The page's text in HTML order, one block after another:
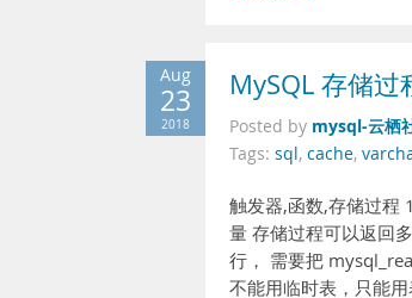
Aug
23
2018
MySQL 存储过
Posted by mysql-云栖
Tags: sql, cache,
触发器,函数,存储过程
量 存储过程可以返回
行， 需要把
不能用临时表，只能